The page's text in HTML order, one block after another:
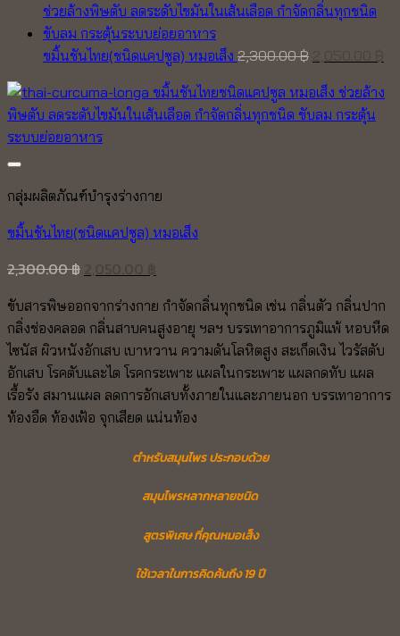
was:
ขมิ้นชันไทย(ชนิดแคปซูล) หมอเส็ง 2,300.00฿
was:
2,300.00 ฿.
is:
กลุ่มผลิตภัณฑ์บำรุงร่างกาย
ขมิ้นชันไทย(ชนิดแคปซูล) หมอเส็ง
2,300.00฿
was:
2,300.00 ฿.
is:
2,050.00 ฿.
ขับสารพิษออกจากร่างกาย กำจัดกลิ่นทุกชนิด เช่น กลิ่นตัว กลิ่นปาก
กลิ่งช่องคลอด กลิ่นสาบคนสูงอายุ ฯลฯ บรรเทาอาการภูมิแพ้ หอบหืด
ไซนัส ผิวหนังอักเสบ เบาหวาน ความดันโลหิตสูง สะเก็ดเงิน ไวรัสตับ
อักเสบ โรคตับและไต โรคกระเพาะ แผลในกระเพาะ แผลกดทับ แผล
เรื้อรัง สมานแผล ลดการอักเสบทั้งภายในและภายนอก บรรเทาอาการ
ท้องอืด ท้องเฟ้อ จุกเสียด แน่นท้อง
ตำหรับสมุนไพร ประกอบด้วย
สมุนไพรหลากหลายชนิด
สูตรพิเศษ ที่คุณหมอเส็ง
ใช้เวลาในการคิดค้นถึง 19 ปี